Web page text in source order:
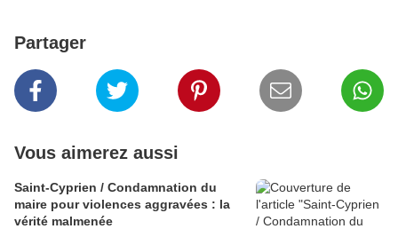
Partager
Vous aimerez aussi
Saint-Cyprien / Condamnation du
maire pour violences aggravées : la
vérité malmenée